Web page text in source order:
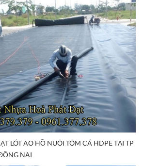
LÓT AO HỒ NUÔI TÔM CÁ HDPE TẠI TP
NAI